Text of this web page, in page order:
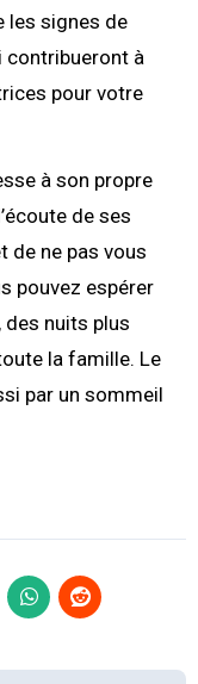
les signes de
contribueront à
pour votre
à son propre
de ses
de ne pas vous
pouvez espérer
des nuits plus
la famille. Le
par un sommeil